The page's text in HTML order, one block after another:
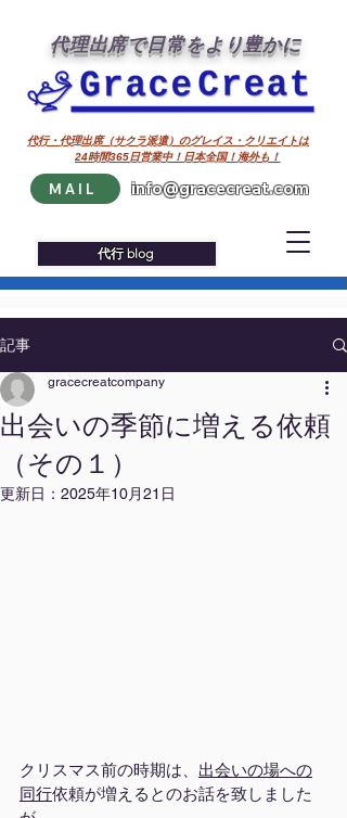
代理出席で日常をより豊かに
代行 blog
24時間365日営業中！日本全国！海外も！
代行・代理出席（サクラ派遣）のグレイス・クリエイトは
MAIL info@gracecreat.com
記事
出会いの季節に増える依頼
（その１）
gracecreatcompany
更新日： 2025年10月21日
クリスマス前の時期は、 出会いの場への
同行依頼が増えるとのお話を致しました